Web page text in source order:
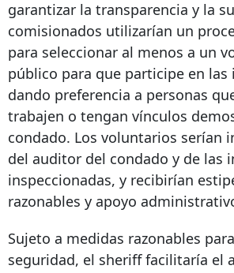
garantizar la transparencia y la
comisionados utilizarían un
para seleccionar al menos a un
público para que participe en las
dando preferencia a personas
trabajen o tengan vínculos
condado. Los voluntarios serían
del auditor del condado y de las
inspeccionadas, y recibirían
razonables y apoyo
Sujeto a medidas razonables
seguridad, el sheriff facilitaría el